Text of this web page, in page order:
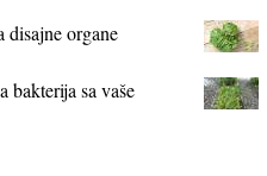
organe
bakterija sa vaše